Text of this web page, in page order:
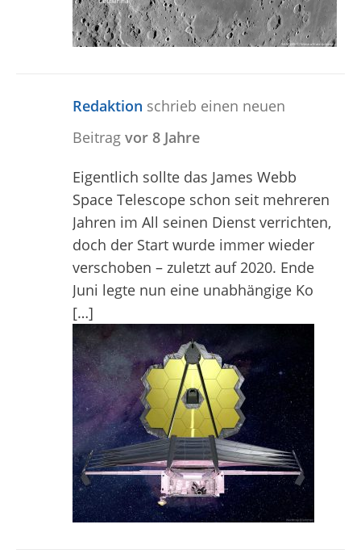
Redaktion schrieb einen neuen
Beitrag vor 8 Jahre
Eigentlich sollte das James Webb
Space Telescope schon seit mehreren
Jahren im All seinen Dienst verrichten,
doch der Start wurde immer wieder
verschoben – zuletzt auf 2020. Ende
Juni legte nun eine unabhängige Ko
[…]